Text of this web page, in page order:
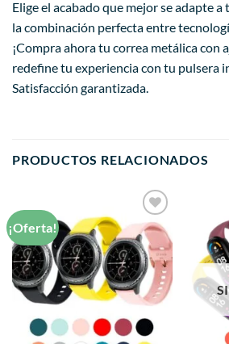
Elige el acabado que mejor se adapte
la combinación perfecta entre
¡Compra ahora tu correa metálica con
redefine tu experiencia con tu pulsera
Satisfacción garantizada.
PRODUCTOS RELACIONADOS
¡Oferta!
Añadir
a la
lista de
deseos